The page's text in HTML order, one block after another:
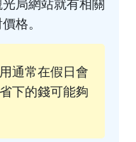
局網站就有相關
格。
通常在假日會
下的錢可能夠